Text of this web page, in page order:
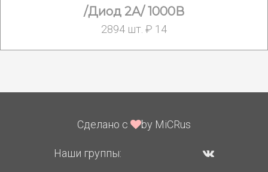
/Диод 2А/ 1000В
2894 шт. ₽ 14
Сделано с by MiCRus
Наши группы: